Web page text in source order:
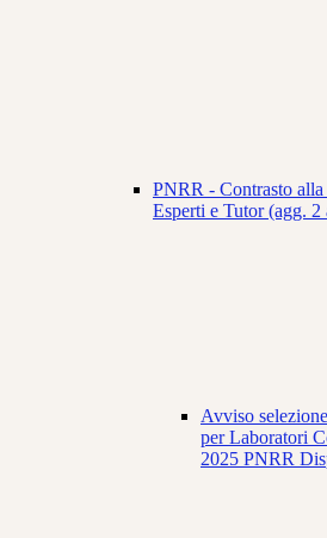
PNRR - Contrasto
Esperti e Tutor (agg. 2
Avviso
per Laboratori
2025 PNRR